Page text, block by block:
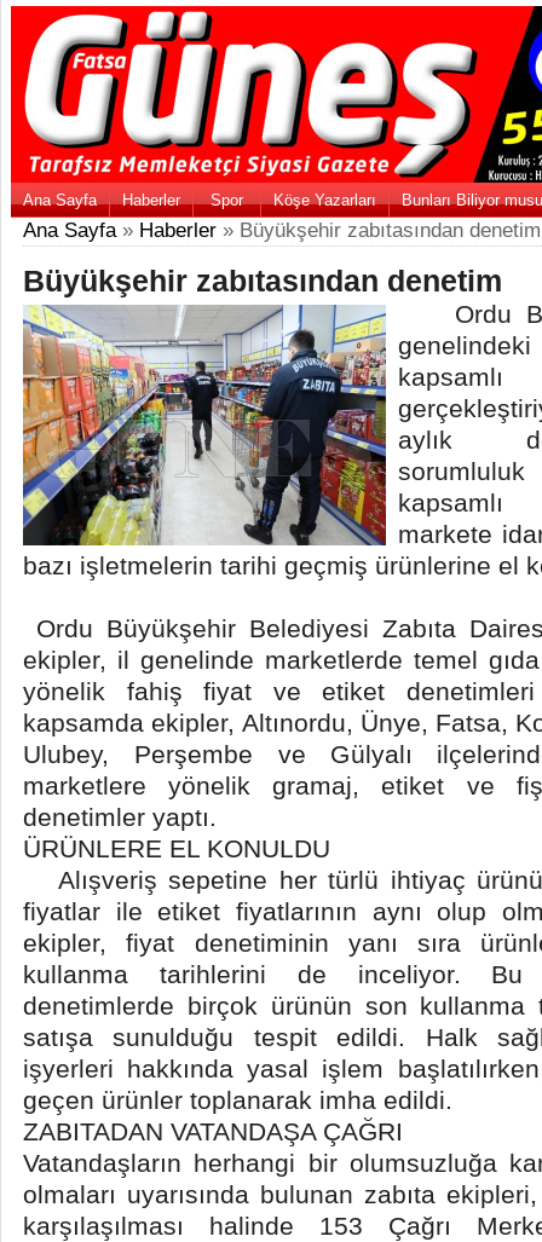
Ana Sayfa Haberler Spor Köşe Yazarları Bunları Biliyor
Ana Sayfa» Haberler » Büyükşehir zabıtasından denetim
Büyükşehir zabıtasından denetim
Ordu
aylık
sorumluluk
markete
bazı işletmelerin tarihi geçmiş ürünlerine el
Ordu Büyükşehir Belediyesi Zabıta
ekipler, il genelinde marketlerde temel
yönelik fahiş fiyat ve etiket denetimleri
kapsamda ekipler, Altınordu, Ünye, Fatsa,
Ulubey, Perşembe ve Gülyalı
marketlere yönelik gramaj, etiket ve
denetimler yaptı.
ÜRÜNLERE EL KONULDU
Alışveriş sepetine her türlü ihtiyaç
fiyatlar ile etiket fiyatlarının aynı olup
ekipler, fiyat denetiminin yanı sıra
kullanma tarihlerini de inceliyor. Bu
denetimlerde birçok ürünün son kullanma
satışa sunulduğu tespit edildi. Halk
işyerleri hakkında yasal işlem
geçen ürünler toplanarak imha edildi.
ZABITADAN VATANDAŞA ÇAĞRI
Vatandaşların herhangi bir olumsuzluğa
olmaları uyarısında bulunan zabıta
karşılaşılması halinde 153 Çağrı